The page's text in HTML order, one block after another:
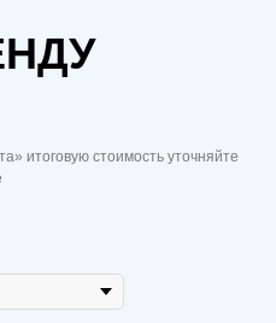
итоговую стоимость уточняйте